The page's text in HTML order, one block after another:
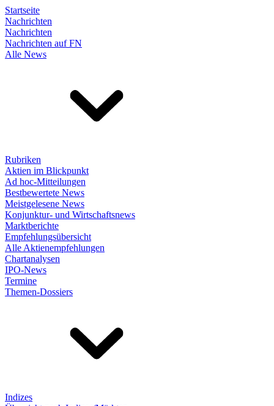
Startseite
Nachrichten
Nachrichten
Nachrichten auf FN
Alle News
Rubriken
Aktien im Blickpunkt
Ad hoc-Mitteilungen
Bestbewertete News
Meistgelesene News
Konjunktur- und Wirtschaftsnews
Marktberichte
Empfehlungsübersicht
Alle Aktienempfehlungen
Chartanalysen
IPO-News
Termine
Themen-Dossiers
Indizes